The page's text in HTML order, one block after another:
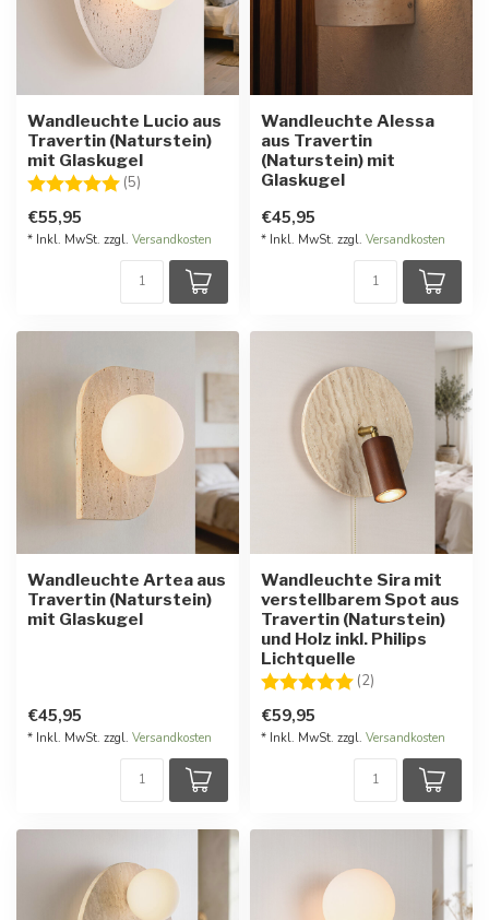
Wandleuchte Lucio aus
Travertin (Naturstein)
mit Glaskugel
Bewertung:
(5) 5.0 von 5 Sternen
€55,95
* Inkl. MwSt. zzgl. Versandkosten
Wandleuchte Alessa
aus Travertin
(Naturstein) mit
Glaskugel
€45,95
* Inkl. MwSt. zzgl. Versandkosten
Wandleuchte Artea aus
Travertin (Naturstein)
mit Glaskugel
€45,95
* Inkl. MwSt. zzgl. Versandkosten
Wandleuchte Sira mit
verstellbarem Spot aus
Travertin (Naturstein)
und Holz inkl. Philips
Lichtquelle
Bewertung:
(2)
€59,95
* Inkl. MwSt. zzgl. Versandkosten